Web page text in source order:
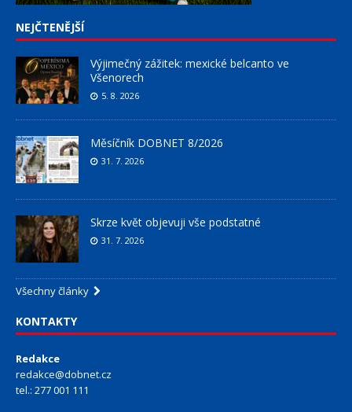
NEJČTENĚJŠÍ
Výjimečný zážitek: mexické belcanto ve
Všenorech
5. 8. 2026
Měsíčník DOBNET 8/2026
31. 7. 2026
Skrze květ objevuji vše podstatné
31. 7. 2026
Všechny články
KONTAKTY
Redakce
redakce@dobnet.cz
tel.: 277 001 111